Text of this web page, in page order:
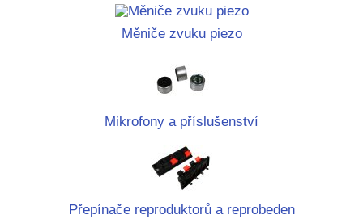
Měniče zvuku piezo
Mikrofony a příslušenství
Přepínače reproduktorů a reprobeden